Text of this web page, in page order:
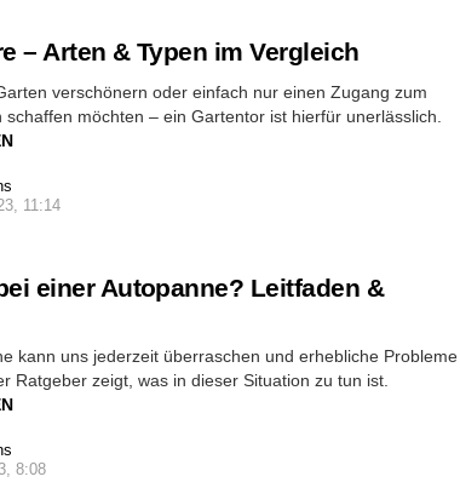
– Arten & Typen im Vergleich
verschönern oder einfach nur einen Zugang zum
schaffen möchten – ein Gartentor ist hierfür unerlässlich.
11:14
einer Autopanne? Leitfaden &
kann uns jederzeit überraschen und erhebliche Probleme
Ratgeber zeigt, was in dieser Situation zu tun ist.
8:08